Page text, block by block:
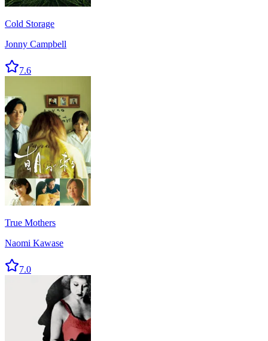
Cold Storage
Jonny Campbell
7.6
True Mothers
Naomi Kawase
7.0